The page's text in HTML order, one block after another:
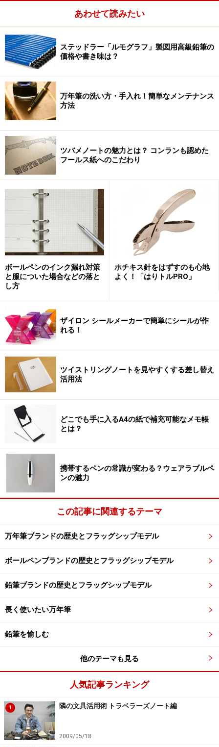
しながらゴルフやポロに興じるというのも悪くない。
ペンの説明に入る前に、ケースについて触れてみたい。
手のひらより小さなそのケースは丸みを帯びた形状をし
ていて、手に握ってもよし、私の最大の関心事であるズ
ボンのポケットに入れても邪魔にならずしっくりとく
る。これは大変助かる。
かなり厚手の革を使っているので、ケースの口をひっぱり
あげてもちゃんともとにもどるようになっているのがうれ
しい。
ケースにはペンを出し入れする口がある訳だが、ボタン
やチャックなどは見当たらない。ペンの出し入れは口を
グイーっとひっぱりあげるという少々乱暴だが、いたっ
て簡単な方法。
シンプルな方法ではあるが、チャックやボタンがない
分、壊れてしまう心配がないので、こういうのが実は一
番信頼感があったりする。ケースには、チェーンでつな
げられた金色のメダルがついている。ちょっとした飾り
かなと思いきや、そうではなさそうだ。
ズボンのポケットに入れておく際に、このメダルだけを
ちょこっとポケットから出しておく。そうすれば、いざ
ケースを取り出そうという時に、このメダルを引っ張れ
ばよい。
これが本来の使い方がどうかはわからないが、私はこの
ように使っている。まるで紳士が懐中時計を取り出す時
のようで、個人的にこのしぐさが気に入っている。
こんなに小さなケースに入った本格ペンとはどんなもの
かというと・・・
あわせて読みたい
ステッドラー「ルモグラフ」製図用高級鉛筆の
価格や書き味は？
万年筆の洗い方・手入れ！簡単なメンテナンス
方法
ツバメノートの魅力とは？ コンランも認めた
フールス紙へのこだわり
ボールペンのインク漏れ対策
と服についた場合などの落と
し方
ホチキス針をはずすのも心地
よく！「はりトルPRO」
ザイロン シールメーカーで簡単にシールが作
れる！
ツイストリングノートを見やすくする差し替え
活用法
どこでも手に入るA4の紙で補充可能なメモ帳
とは？
携帯するペンの常識が変わる？ウェアラブルペ
ンの魅力
この記事に関連するテーマ
万年筆ブランドの歴史とフラッグシップモデル
ボールペンブランドの歴史とフラッグシップモデル
鉛筆ブランドの歴史とフラッグシップモデル
長く使いたい万年筆
鉛筆を愉しむ
他のテーマも見る
人気記事ランキング
1 隣の文具活用術 トラベラーズノート編
2009/05/18